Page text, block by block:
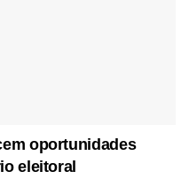
oportunidades
eleitoral